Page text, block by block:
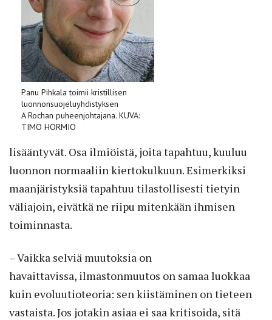
Panu Pihkala toimii kristillisen
luonnonsuojeluyhdistyksen
A Rochan puheenjohtajana. KUVA:
TIMO HORMIO
lisääntyvät. Osa ilmiöistä, joita tapahtuu, kuuluu
luonnon normaaliin kiertokulkuun. Esimerkiksi
maanjäristyksiä tapahtuu tilastollisesti tietyin
väliajoin, eivätkä ne riipu mitenkään ihmisen
toiminnasta.
– Vaikka selviä muutoksia on
havaittavissa, ilmastonmuutos on samaa luokkaa
kuin evoluutioteoria: sen kiistäminen on tieteen
vastaista. Jos jotakin asiaa ei saa kritisoida, sitä